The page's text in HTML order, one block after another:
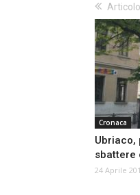
Cronaca
Ubriaco,
sbattere
24 Aprile